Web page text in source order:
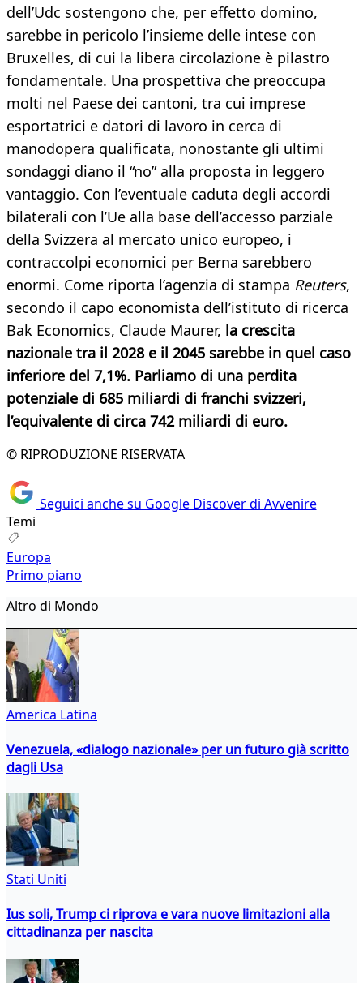
dell’Udc sostengono che, per effetto domino,
sarebbe in pericolo l’insieme delle intese con
Bruxelles, di cui la libera circolazione è pilastro
fondamentale. Una prospettiva che preoccupa
molti nel Paese dei cantoni, tra cui imprese
esportatrici e datori di lavoro in cerca di
manodopera qualificata, nonostante gli ultimi
sondaggi diano il “no” alla proposta in leggero
vantaggio. Con l’eventuale caduta degli accordi
bilaterali con l’Ue alla base dell’accesso parziale
della Svizzera al mercato unico europeo, i
contraccolpi economici per Berna sarebbero
enormi. Come riporta l’agenzia di stampa Reuters,
secondo il capo economista dell’istituto di ricerca
Bak Economics, Claude Maurer, la crescita
nazionale tra il 2028 e il 2045 sarebbe in quel caso
inferiore del 7,1%. Parliamo di una perdita
potenziale di 685 miliardi di franchi svizzeri,
l’equivalente di circa 742 miliardi di euro.
© RIPRODUZIONE RISERVATA
Seguici anche su Google Discover di Avvenire
Temi
Europa
Primo piano
Altro di Mondo
America Latina
Venezuela, «dialogo nazionale» per un futuro già scritto
dagli Usa
Stati Uniti
Ius soli, Trump ci riprova e vara nuove limitazioni alla
cittadinanza per nascita